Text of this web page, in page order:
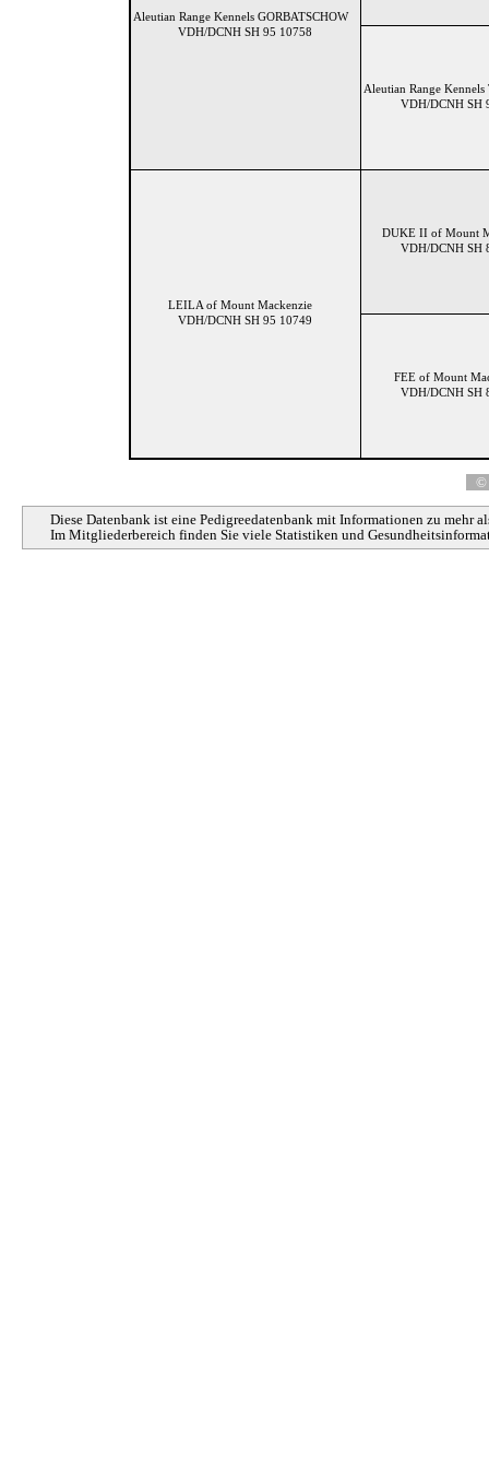
Aleutian Range Kennels GORBATSCHOW
VDH/DCNH SH 95 10758
Aleutian Range
VDH/DCNH SH
LEILA of Mount Mackenzie
VDH/DCNH SH 95 10749
DUKE II of Mount
VDH/DCNH SH
FEE of Mount
VDH/DCNH SH
©
Diese Datenbank ist eine Pedigreedatenbank mit Informationen zu mehr
Im Mitgliederbereich finden Sie viele Statistiken und